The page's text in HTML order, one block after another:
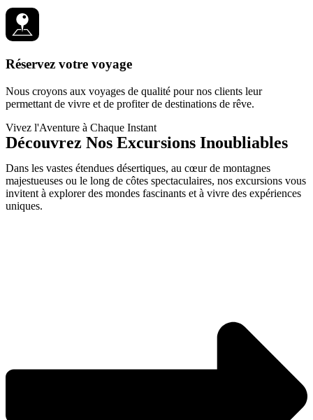
Réservez votre voyage​
Nous croyons aux voyages de qualité pour nos clients leur
permettant de vivre et de profiter de destinations de rêve.
Vivez l'Aventure à Chaque Instant
Découvrez Nos Excursions Inoubliables
Dans les vastes étendues désertiques, au cœur de montagnes
majestueuses ou le long de côtes spectaculaires, nos excursions vous
invitent à explorer des mondes fascinants et à vivre des expériences
uniques.